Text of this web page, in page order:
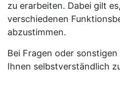
zu erarbeiten. Dabei gilt
verschiedenen
abzustimmen.
Bei Fragen oder
Ihnen selbstverständlich